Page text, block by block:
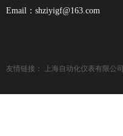
Email：shziyigf@163.com
友情链接： 上海自动化仪表有限公司